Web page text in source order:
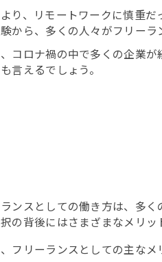
り、リモートワークに慎重
から、多くの人々がフリー
コロナ禍の中で多くの企業
言えるでしょう。
ンスとしての働き方は、多く
の背後にはさまざまなメリ
フリーランスとしての主なメ